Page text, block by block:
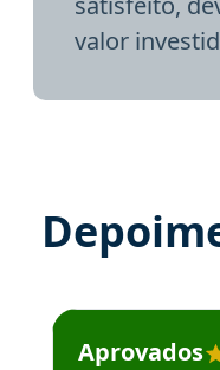
valor
Estudante José
Aprovados